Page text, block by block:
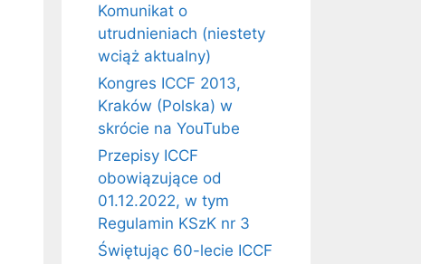
Komunikat o
utrudnieniach (niestety
wciąż aktualny)
Kongres ICCF 2013,
Kraków (Polska) w
skrócie na YouTube
Przepisy ICCF
obowiązujące od
01.12.2022, w tym
Regulamin KSzK nr 3
Świętując 60-lecie ICCF